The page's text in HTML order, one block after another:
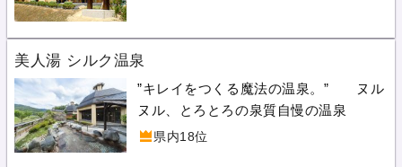
美人湯 シルク温泉
”キレイをつくる魔法の温泉。” ヌル
ヌル、とろとろの泉質自慢の温泉
県内18位